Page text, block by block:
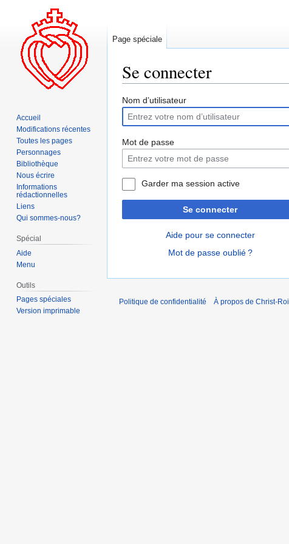
Se connecter
Aller
la
navigation
Aller
la
recherche
Nom d’utilisateur
Mot de passe
Garder ma session active
Se connecter
Aide pour se connecter
Mot de passe oublié ?
Page spéciale
Accueil
Modifications récentes
Toutes les pages
Personnages
Bibliothèque
Nous écrire
Informations
rédactionnelles
Liens
Qui sommes-nous?
Spécial
Aide
Menu
Outils
Pages spéciales
Version imprimable
Politique de confidentialité À propos de Christ-Roi